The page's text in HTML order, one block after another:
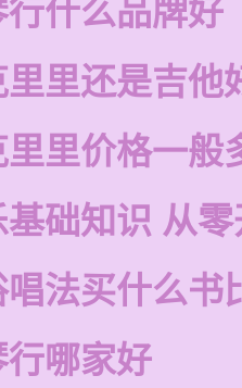
什么品牌好
里里还是吉他
里里价格一般
基础知识 从
唱法买什么书
哪家好